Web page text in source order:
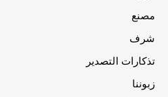
مصنع
شرف
تذكارات التصدير
زبوننا